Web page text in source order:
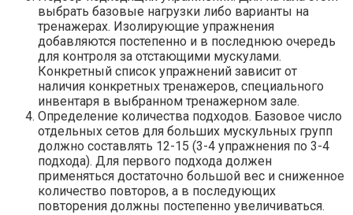
выбрать базовые нагрузки либо варианты на
тренажерах. Изолирующие упражнения
добавляются постепенно и в последнюю очередь
для контроля за отстающими мускулами.
Конкретный список упражнений зависит от
наличия конкретных тренажеров, специального
инвентаря в выбранном тренажерном зале.
Определение количества подходов. Базовое число
отдельных сетов для больших мускульных групп
должно составлять 12-15 (3-4 упражнения по 3-4
подхода). Для первого подхода должен
применяться достаточно большой вес и сниженное
количество повторов, а в последующих
повторения должны постепенно увеличиваться.